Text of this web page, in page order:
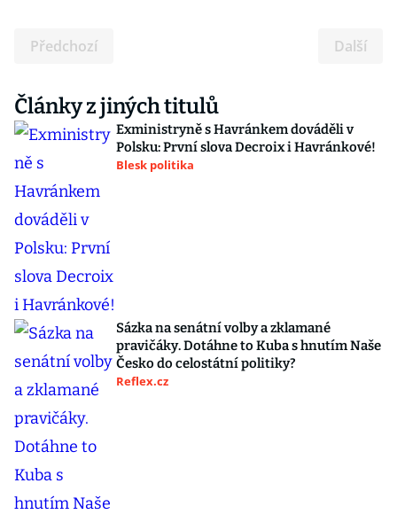
Předchozí Další
Články z jiných titulů
Exministryně s Havránkem dováděli v
Polsku: První slova Decroix i Havránkové!
Blesk politika
Sázka na senátní volby a zklamané
pravičáky. Dotáhne to Kuba s hnutím Naše
Česko do celostátní politiky?
Reflex.cz